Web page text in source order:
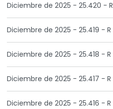
Diciembre de 2025 - 25.420 - R
Diciembre de 2025 - 25.419 - R
Diciembre de 2025 - 25.418 - R
Diciembre de 2025 - 25.417 - R
Diciembre de 2025 - 25.416 - R